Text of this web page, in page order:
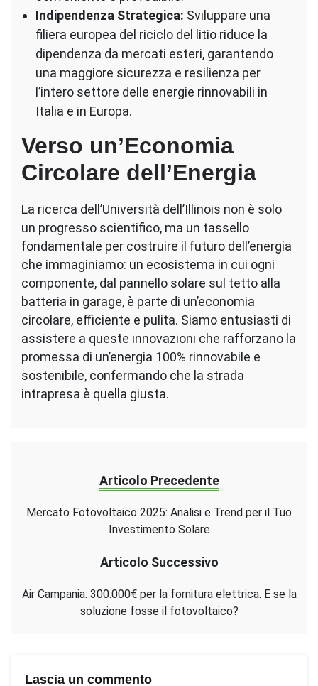
Indipendenza Strategica: Sviluppare una
filiera europea del riciclo del litio riduce la
dipendenza da mercati esteri, garantendo
una maggiore sicurezza e resilienza per
l’intero settore delle energie rinnovabili in
Italia e in Europa.
Verso un’Economia
Circolare dell’Energia
La ricerca dell’Università dell’Illinois non è solo
un progresso scientifico, ma un tassello
fondamentale per costruire il futuro dell’energia
che immaginiamo: un ecosistema in cui ogni
componente, dal pannello solare sul tetto alla
batteria in garage, è parte di un’economia
circolare, efficiente e pulita. Siamo entusiasti di
assistere a queste innovazioni che rafforzano la
promessa di un’energia 100% rinnovabile e
sostenibile, confermando che la strada
intrapresa è quella giusta.
Articolo Precedente
Mercato Fotovoltaico 2025: Analisi e Trend per il Tuo
Investimento Solare
Articolo Successivo
Air Campania: 300.000€ per la fornitura elettrica. E se la
soluzione fosse il fotovoltaico?
Lascia un commento